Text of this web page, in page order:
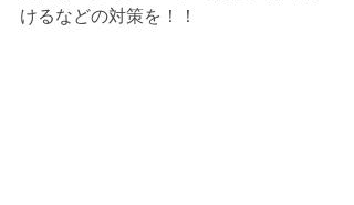
けるなどの対策を！！